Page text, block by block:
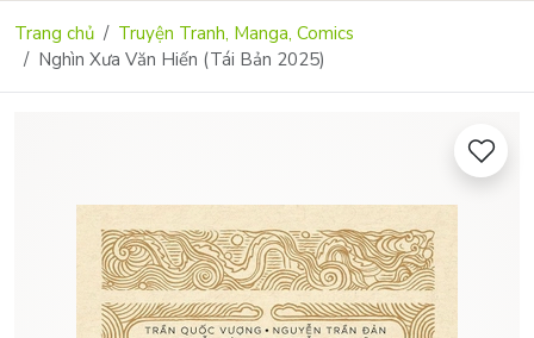
Trang chủ
Truyện Tranh, Manga, Comics
Nghìn Xưa Văn Hiến (Tái Bản 2025)